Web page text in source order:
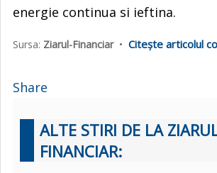
energie continua si ieftina.
Sursa: Ziarul-Financiar• Citește articolul
Share
ALTE STIRI DE LA
FINANCIAR: